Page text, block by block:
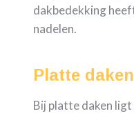
dakbedekking
nadelen.
Platte daken
Bij platte daken